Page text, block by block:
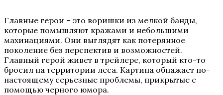
Главные герои – это воришки из мелкой банды,
которые помышляют кражами и небольшими
махинациями. Они выглядят как потерянное
поколение без перспектив и возможностей.
Главный герой живет в трейлере, который кто-то
бросил на территории леса. Картина обнажает по-
настоящему серьезные проблемы, прикрытые с
помощью черного юмора.